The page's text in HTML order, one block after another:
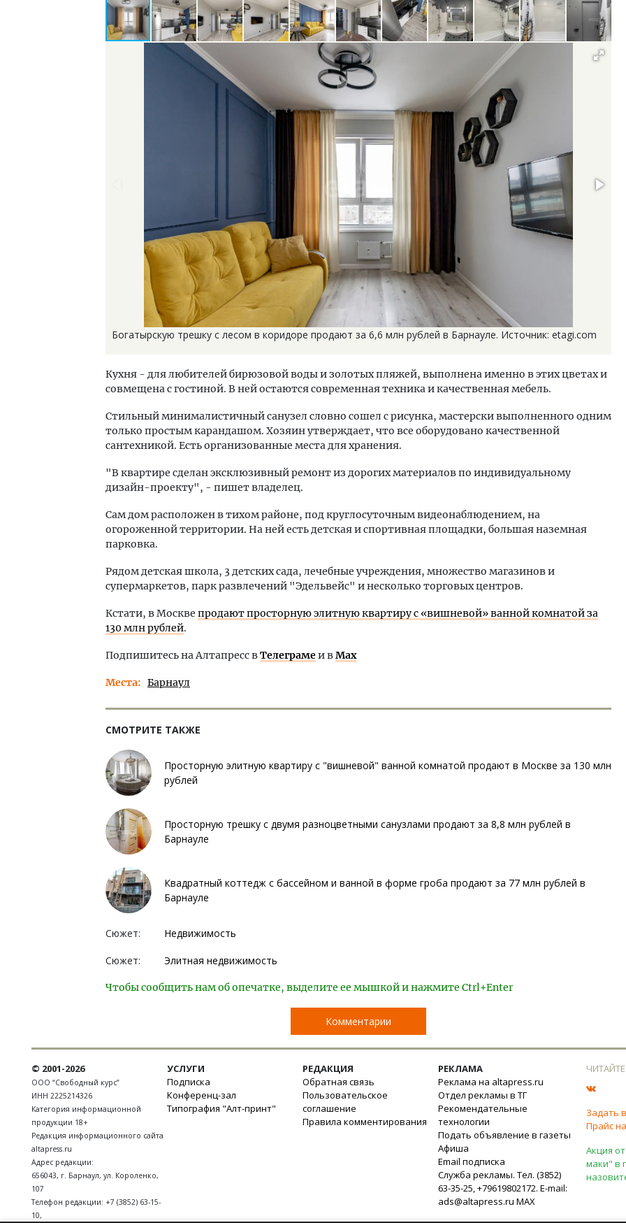
Богатырскую трешку с лесом в коридоре продают за 6,6 млн рублей в Барнауле. Источник: etagi.com
Кухня - для любителей бирюзовой воды и золотых пляжей, выполнена именно в этих цветах и
совмещена с гостиной. В ней остаются современная техника и качественная мебель.
Стильный минималистичный санузел словно сошел с рисунка, мастерски выполненного одним
только простым карандашом. Хозяин утверждает, что все оборудовано качественной
сантехникой. Есть организованные места для хранения.
"В квартире сделан эксклюзивный ремонт из дорогих материалов по индивидуальному
дизайн-проекту", - пишет владелец.
Сам дом расположен в тихом районе, под круглосуточным видеонаблюдением, на
огороженной территории. На ней есть детская и спортивная площадки, большая наземная
парковка.
Рядом детская школа, 3 детских сада, лечебные учреждения, множество магазинов и
супермаркетов, парк развлечений "Эдельвейс" и несколько торговых центров.
Кстати, в Москве продают просторную элитную квартиру с «вишневой» ванной комнатой за
130 млн рублей.
Подпишитесь на Алтапресс вТелеграмеи вMax
Места Барнаул
СМОТРИТЕ ТАКЖЕ
Просторную элитную квартиру с "вишневой" ванной комнатой продают в Москве за 130 млн
рублей
Просторную трешку с двумя разноцветными санузлами продают за 8,8 млн рублей в
Барнауле
Квадратный коттедж с бассейном и ванной в форме гроба продают за 77 млн рублей в
Барнауле
Сюжет: Недвижимость
Сюжет: Элитная недвижимость
Чтобы сообщить нам об опечатке, выделите ее мышкой и нажмите Ctrl+Enter
Комментарии
© 2001-2026
ООО “Свободный курс”
ИНН 2225214326
Категория информационной
продукции 18+
Редакция информационного сайта
altapress.ru
Адрес редакции:
656043, г. Барнаул, ул. Короленко,
107
Телефон редакции: +7 (3852) 63-15-
10,
УСЛУГИ
Подписка
Конференц-зал
Типография "Алт-принт"
РЕДАКЦИЯ
Обратная связь
Пользовательское
соглашение
Правила комментирования
РЕКЛАМА
Реклама на altapress.ru
Отдел рекламы в ТГ
Рекомендательные
технологии
Подать объявление в газеты
Афиша
Email подписка
Служба рекламы. Тел. (3852)
63-35-25, +79619802172. E-mail:
ads@altapress.ru MAX
Задать
Прайс
Акция
маки" в